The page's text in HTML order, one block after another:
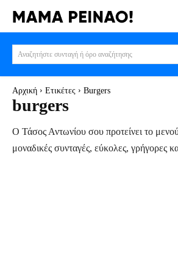
Αναζητήστε συνταγή ή όρο αναζήτησης
Αρχική Ετικέτες Burgers
burgers
Ο Τάσος Αντωνίου σου προτείνει το
μοναδικές συνταγές, εύκολες, γρήγορες